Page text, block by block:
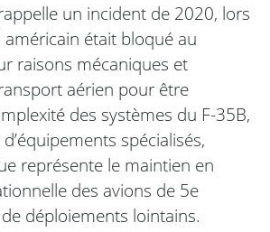
un incident de 2020, lors
était bloqué au
raisons mécaniques et
aérien pour être
des systèmes du F-35B,
spécialisés,
représente le maintien en
des avions de 5e
déploiements lointains.